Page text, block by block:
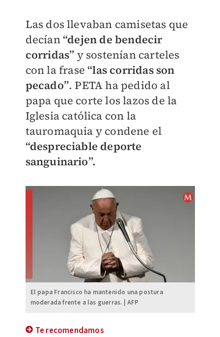
Las dos llevaban camisetas que
decían“dejen de bendecir
corridas” y sostenían carteles
con la frase“las corridas son
pecado”. PETA ha pedido al
papa que corte los lazos de la
Iglesia católica con la
tauromaquia y condene el
“despreciable deporte
sanguinario”.
El papa Francisco ha mantenido una postura
moderada frente a las guerras. | AFP
Te recomendamos